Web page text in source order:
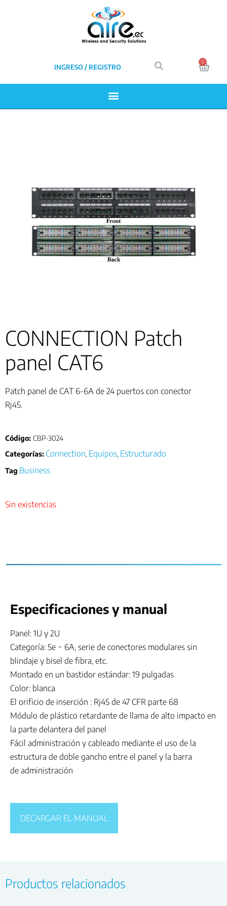
INGRESO / REGISTRO
0
CONNECTION Patch
panel CAT6
Patch panel de CAT 6-6A de 24 puertos con conector
Rj45.
Código: CBP-3024
Categorías: Connection Equipos Estructurado
Tag Business
Sin existencias
Especificaciones y manual
Panel: 1U y 2U
Categoría: 5e ~ 6A, serie de conectores modulares sin
blindaje y bisel de fibra, etc.
Montado en un bastidor estándar: 19 pulgadas
Color: blanca
El orificio de inserción : Rj45 de 47 CFR parte 68
Módulo de plástico retardante de llama de alto impacto en
la parte delantera del panel
Fácil administración y cableado mediante el uso de la
estructura de doble gancho entre el panel y la barra
de administración
DECARGAR EL MANUAL
Productos relacionados